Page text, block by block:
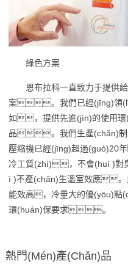
綠色方案
恩布拉科一直致力于提供
案。我們已經(jīng)領
如，提供先進(jìn)的使用環
品。我們生產(chǎn)制
壓縮機已經(jīng)超過(guò)20
冷工質(zhì)，不會(huì )對
ì )不產(chǎn)生溫室效應
能效高，冷量大的優(yōu)
環(huán)保要求。
熱門(mén)產(chǎn)品